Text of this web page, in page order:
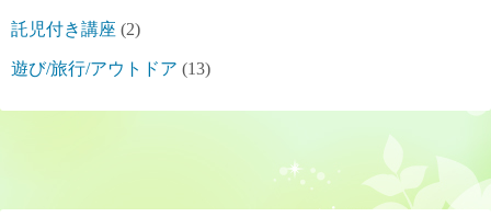
託児付き講座 (2)
遊び/旅行/アウトドア (13)